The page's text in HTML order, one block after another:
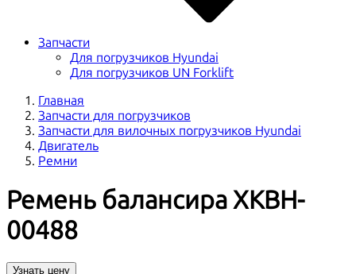
Запчасти
Для погрузчиков Hyundai
Для погрузчиков UN Forklift
Главная
Запчасти для погрузчиков
Запчасти для вилочных погрузчиков Hyundai
Двигатель
Ремни
Ремень балансира XKBH-
00488
Узнать цену